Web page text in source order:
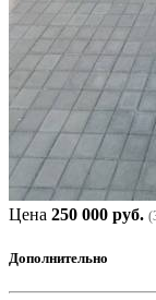
Цена 250 000 руб.
Дополнительно